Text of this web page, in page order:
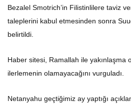
Bezalel Smotrich’in Filistinlilere taviz
taleplerini kabul etmesinden sonra
belirtildi.
Haber sitesi, Ramallah ile yakınlaşma
ilerlemenin olamayacağını vurguladı.
Netanyahu geçtiğimiz ay yaptığı